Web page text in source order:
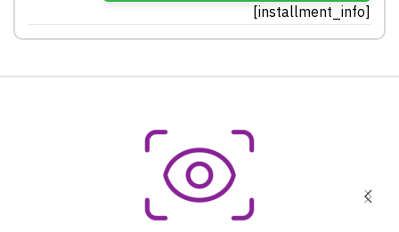
[installment_info]